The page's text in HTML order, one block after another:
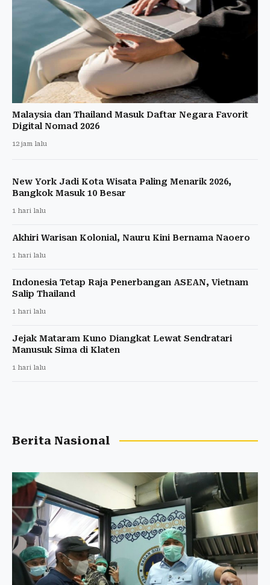
Malaysia dan Thailand Masuk Daftar Negara Favorit
Digital Nomad 2026
12 jam lalu
New York Jadi Kota Wisata Paling Menarik 2026,
Bangkok Masuk 10 Besar
1 hari lalu
Akhiri Warisan Kolonial, Nauru Kini Bernama Naoero
1 hari lalu
Indonesia Tetap Raja Penerbangan ASEAN, Vietnam
Salip Thailand
1 hari lalu
Jejak Mataram Kuno Diangkat Lewat Sendratari
Manusuk Sima di Klaten
1 hari lalu
Berita Nasional